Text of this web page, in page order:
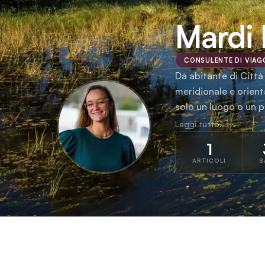
Mardi
CONSULENTE DI
Da abitante di Città
meridionale e
solo un luogo o un
tanto mentre
stelle nel Mara,
del Kalahari.
di vivere la
un'avventura in
appassiona creare
Leggi tutto...
1
ARTICOLI